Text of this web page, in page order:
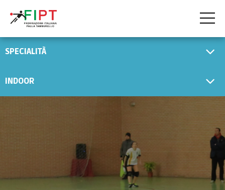
SPECIALITÀ
INDOOR
HOME
LA FEDERAZIONE